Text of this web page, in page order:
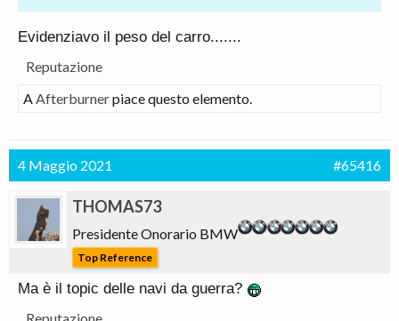
Evidenziavo il peso del carro.......
Reputazione
AAfterburnerpiace questo elemento.
4 Maggio 2021 #65416
THOMAS73
Presidente Onorario BMW
Top Reference
Ma è il topic delle navi da guerra?